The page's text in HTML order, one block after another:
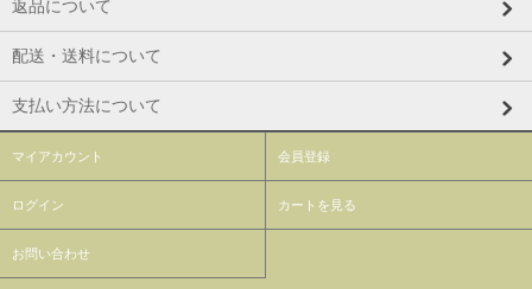
返品について
配送・送料について
支払い方法について
マイアカウント 会員登録
ログイン カートを見る
お問い合わせ